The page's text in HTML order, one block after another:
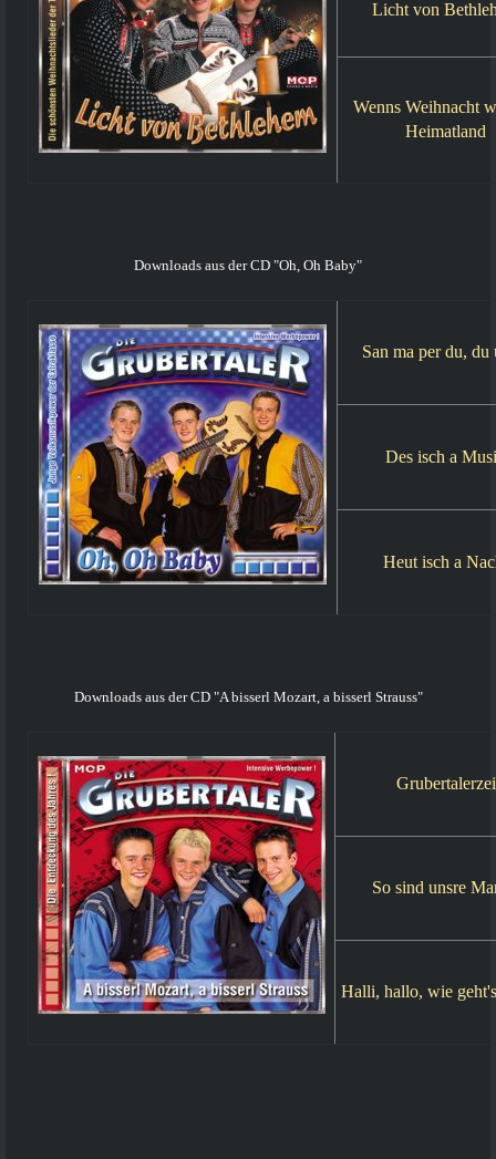
Licht von
Wenns Weihnacht
Heimatland
Downloads aus der CD "Oh, Oh Baby"
San ma per du, du
Des isch a
Heut isch a
Downloads aus der CD "A bisserl Mozart, a bisserl Strauss"
So sind unsre
Halli, hallo, wie